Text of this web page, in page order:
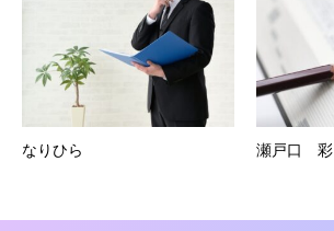
なりひら 瀬戸口 彩